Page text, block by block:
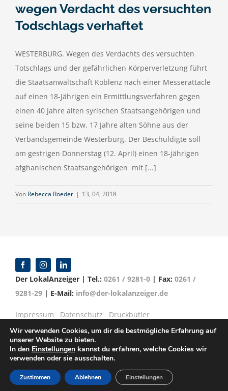
wegen Verdacht des versuchten
Todschlags verhaftet
WESTERBURG. Wegen des Verdachts des versuchten
Totschlags und der gefährlichen Körperverletzung führt
die Staatsanwaltschaft Koblenz nach einer Messerattacle
auf einen 18-Jährigen ein Ermittlungsverfahren gegen
einen 40 Jahre alten syrischen Staatsangehörigen und
seine beiden 15 bzw. 17 Jahre alten Söhne aus der
Verbandsgemeinde Westerburg. Der Beschuldigte soll
am gestrigen Donnerstag (12. April) einen 18-jährigen
afghanischen Staatsangehörigen mit [...]
Von Rebecca Roeder | 13, 04, 2018
Der LokalAnzeiger | Tel.: 0261 / 9281-0 | Fax: 0261 /
9281-29 | E-Mail: info@der-lokalanzeiger.de
Impressum Datenschutz Druckbutler
© Copyright 2016 -2026 | Verlag für Anzeigenblätter
GmbH | Mittelrheinstr. 2-4 | 56072 Koblenz
Wir verwenden Cookies, um dir die bestmögliche Erfahrung auf
unserer Website zu bieten.
In den Einstellungen kannst du erfahren, welche Cookies wir
verwenden oder sie ausschalten.
Zustimmen Ablehnen Einstellungen